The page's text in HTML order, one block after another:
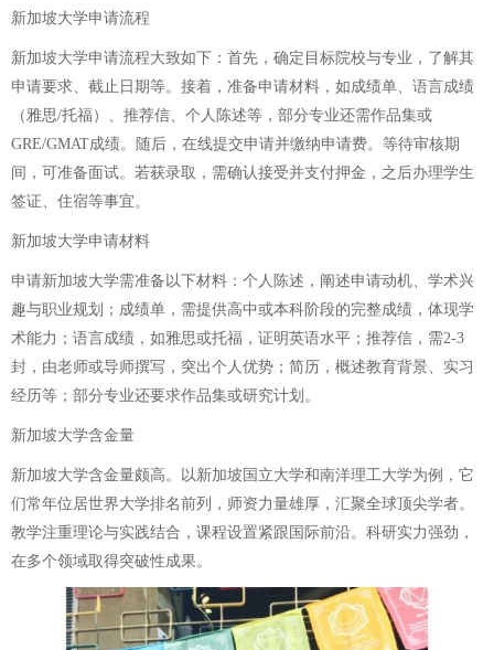
新加坡大学申请流程
新加坡大学申请流程大致如下：首先，确定目标院校与专业，了解其
申请要求、截止日期等。接着，准备申请材料，如成绩单、语言成绩
（雅思/托福）、推荐信、个人陈述等，部分专业还需作品集或
GRE/GMAT成绩。随后，在线提交申请并缴纳申请费。等待审核期
间，可准备面试。若获录取，需确认接受并支付押金，之后办理学生
签证、住宿等事宜。
新加坡大学申请材料
申请新加坡大学需准备以下材料：个人陈述，阐述申请动机、学术兴
趣与职业规划；成绩单，需提供高中或本科阶段的完整成绩，体现学
术能力；语言成绩，如雅思或托福，证明英语水平；推荐信，需2-3
封，由老师或导师撰写，突出个人优势；简历，概述教育背景、实习
经历等；部分专业还要求作品集或研究计划。
新加坡大学含金量
新加坡大学含金量颇高。以新加坡国立大学和南洋理工大学为例，它
们常年位居世界大学排名前列，师资力量雄厚，汇聚全球顶尖学者。
教学注重理论与实践结合，课程设置紧跟国际前沿。科研实力强劲，
在多个领域取得突破性成果。